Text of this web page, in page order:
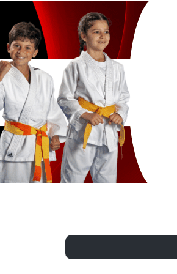
Exporter les lignes sélectionnées
Exporter toutes les colonnes
Exporter uniquement les colonnes affichées
Menu
?>
Images de la page d'accueil
Cliquez pour éditer